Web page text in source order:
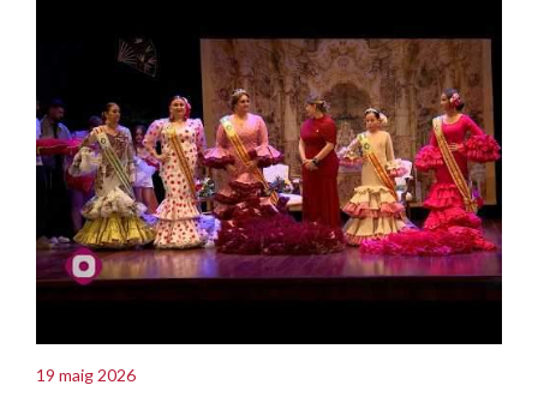
19 maig 2026